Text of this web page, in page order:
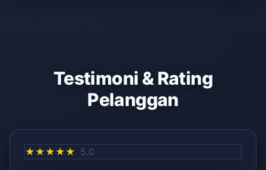
Testimoni & Rating
Pelanggan
★★★★★ 5.0